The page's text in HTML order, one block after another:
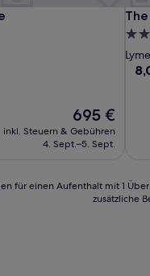
Der
Preis
beträgt
695 €
inkl. Steuern & Gebühren
4. Sept.–5. Sept.
3.5-
8.0
für einen Aufenthalt mit 1
zusätzliche